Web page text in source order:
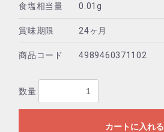
食塩相当量 0.01g
賞味期限 24ヶ月
商品コード 4989460371102
数量
カートに入れる